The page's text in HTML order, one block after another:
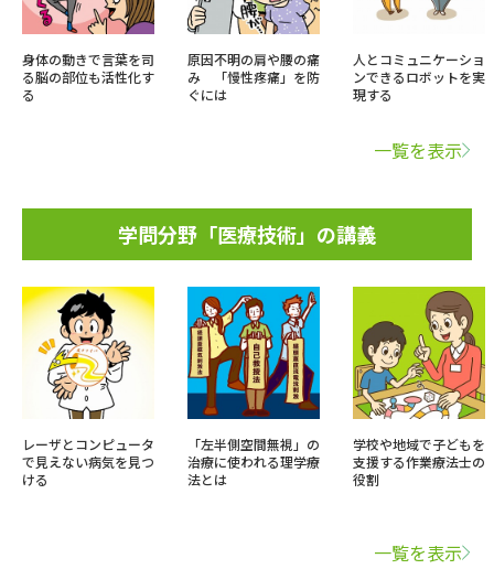
身体の動きで言葉を司
る脳の部位も活性化す
る
原因不明の肩や腰の痛
み 「慢性疼痛」を防
ぐには
人とコミュニケーショ
ンできるロボットを実
現する
一覧を表示
学問分野「医療技術」の講義
レーザとコンピュータ
で見えない病気を見つ
ける
「左半側空間無視」の
治療に使われる理学療
法とは
学校や地域で子どもを
支援する作業療法士の
役割
一覧を表示